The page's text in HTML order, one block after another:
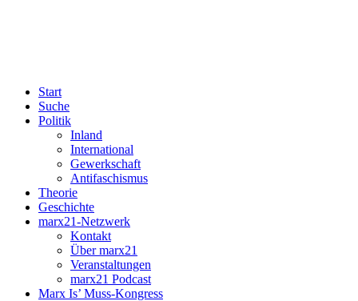
Start
Suche
Politik
Inland
International
Gewerkschaft
Antifaschismus
Theorie
Geschichte
marx21-Netzwerk
Kontakt
Über marx21
Veranstaltungen
marx21 Podcast
Marx Is’ Muss-Kongress